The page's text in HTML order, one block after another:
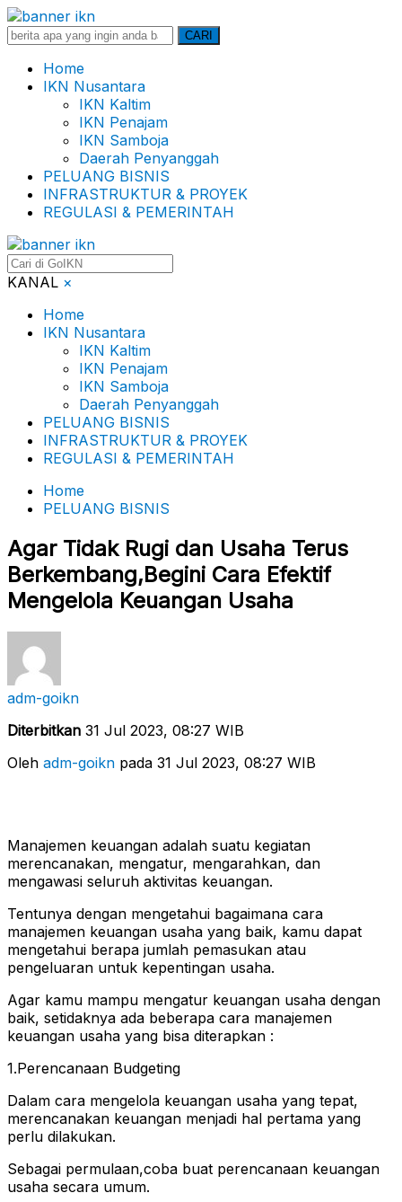
Search
CARI
Home
IKN Nusantara
IKN Kaltim
IKN Penajam
IKN Samboja
Daerah Penyanggah
PELUANG BISNIS
INFRASTRUKTUR & PROYEK
REGULASI & PEMERINTAH
KANAL ×
Home
IKN Nusantara
IKN Kaltim
IKN Penajam
IKN Samboja
Daerah Penyanggah
PELUANG BISNIS
INFRASTRUKTUR & PROYEK
REGULASI & PEMERINTAH
Home
PELUANG BISNIS
Agar Tidak Rugi dan Usaha Terus
Berkembang,Begini Cara Efektif
Mengelola Keuangan Usaha
adm-goikn
Diterbitkan 31 Jul 2023, 08:27 WIB
Oleh adm-goikn pada 31 Jul 2023, 08:27 WIB
Manajemen keuangan adalah suatu kegiatan
merencanakan, mengatur, mengarahkan, dan
mengawasi seluruh aktivitas keuangan.
Tentunya dengan mengetahui bagaimana cara
manajemen keuangan usaha yang baik, kamu dapat
mengetahui berapa jumlah pemasukan atau
pengeluaran untuk kepentingan usaha.
Agar kamu mampu mengatur keuangan usaha dengan
baik, setidaknya ada beberapa cara manajemen
keuangan usaha yang bisa diterapkan :
1.Perencanaan Budgeting
Dalam cara mengelola keuangan usaha yang tepat,
merencanakan keuangan menjadi hal pertama yang
perlu dilakukan.
Sebagai permulaan,coba buat perencanaan keuangan
usaha secara umum.